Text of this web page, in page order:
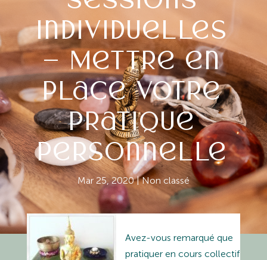
individuelles
– Mettre en
place votre
pratique
personnelle
Mar 25, 2020|Non classé
Avez-vous remarqué que
pratiquer en cours collectif